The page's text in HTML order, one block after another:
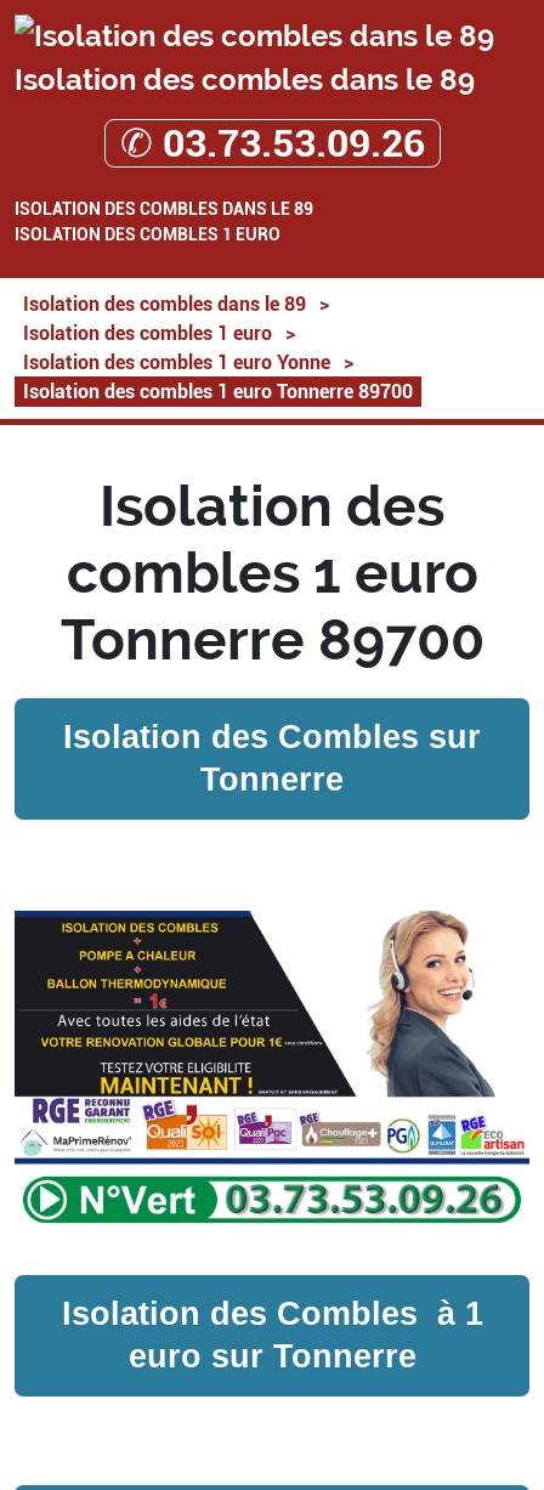
Isolation des combles dans le 89
✆ 03.73.53.09.26
ISOLATION DES COMBLES DANS LE 89
ISOLATION DES COMBLES 1 EURO
Isolation des combles dans le 89
>
Isolation des combles 1 euro
>
Isolation des combles 1 euro Yonne
>
Isolation des combles 1 euro Tonnerre 89700
Isolation des
combles 1 euro
Tonnerre 89700
Isolation des Combles sur
Tonnerre
Isolation des Combles à 1
euro sur Tonnerre